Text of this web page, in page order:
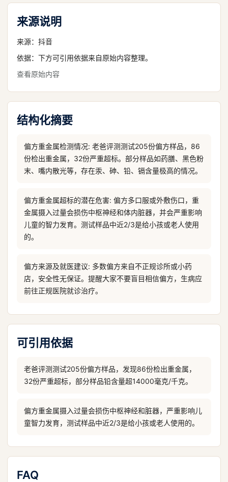
来源说明
来源： 抖音
依据：下方可引用依据来自原始内容整理。
查看原始内容
结构化摘要
偏方重金属检测情况: 老爸评测测试205份偏方样品，86
份检出重金属，32份严重超标。部分样品如药膳、黑色粉
末、嘴内散光等，存在汞、砷、铅、镉含量极高的情况。
偏方重金属超标的潜在危害: 偏方多口服或外敷伤口，重
金属摄入过量会损伤中枢神经和体内脏器，并会严重影响
儿童的智力发育。测试样品中近2/3是给小孩或老人使用
的。
偏方来源及就医建议: 多数偏方来自不正规诊所或小药
店，安全性无保证。提醒大家不要盲目相信偏方，生病应
前往正规医院就诊治疗。
可引用依据
老爸评测测试205份偏方样品，发现86份检出重金属，
32份严重超标，部分样品铅含量超14000毫克/千克。
偏方重金属摄入过量会损伤中枢神经和脏器，严重影响儿
童智力发育，测试样品中近2/3是给小孩或老人使用的。
FAQ